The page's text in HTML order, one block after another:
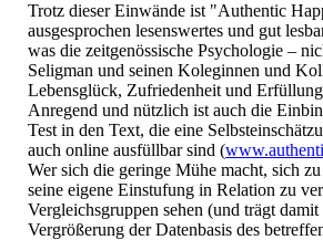
Trotz dieser Einwände ist "Authentic
ausgesprochen lesenswertes und gut
was die zeitgenössische Psychologie –
Seligman und seinen Koleginnen und
Lebensglück, Zufriedenheit und Erfüllung
Anregend und nützlich ist auch die
Test in den Text, die eine
auch online ausfüllbar sind (
Wer sich die geringe Mühe macht, sich
seine eigene Einstufung in Relation zu
Vergleichsgruppen sehen (und trägt
Vergrößerung der Datenbasis des